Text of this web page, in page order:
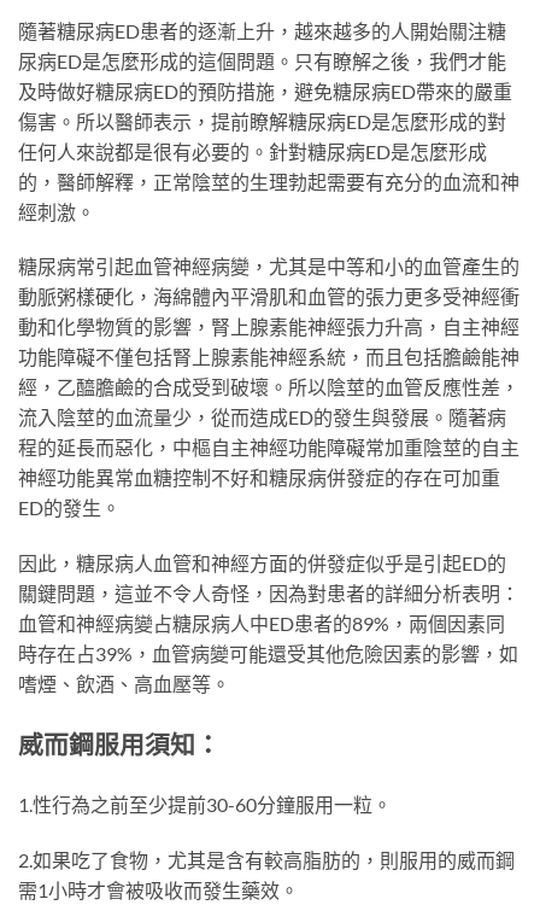
隨著糖尿病ED患者的逐漸上升，越來越多的人開始關注糖
尿病ED是怎麼形成的這個問題。只有瞭解之後，我們才能
及時做好糖尿病ED的預防措施，避免糖尿病ED帶來的嚴重
傷害。所以醫師表示，提前瞭解糖尿病ED是怎麼形成的對
任何人來說都是很有必要的。針對糖尿病ED是怎麼形成
的，醫師解釋，正常陰莖的生理勃起需要有充分的血流和神
經刺激。
糖尿病常引起血管神經病變，尤其是中等和小的血管產生的
動脈粥樣硬化，海綿體內平滑肌和血管的張力更多受神經衝
動和化學物質的影響，腎上腺素能神經張力升高，自主神經
功能障礙不僅包括腎上腺素能神經系統，而且包括膽鹼能神
經，乙醯膽鹼的合成受到破壞。所以陰莖的血管反應性差，
流入陰莖的血流量少，從而造成ED的發生與發展。隨著病
程的延長而惡化，中樞自主神經功能障礙常加重陰莖的自主
神經功能異常血糖控制不好和糖尿病併發症的存在可加重
ED的發生。
因此，糖尿病人血管和神經方面的併發症似乎是引起ED的
關鍵問題，這並不令人奇怪，因為對患者的詳細分析表明：
血管和神經病變占糖尿病人中ED患者的89%，兩個因素同
時存在占39%，血管病變可能還受其他危險因素的影響，如
嗜煙、飲酒、高血壓等。
威而鋼服用須知：
1.性行為之前至少提前30-60分鐘服用一粒。
2.如果吃了食物，尤其是含有較高脂肪的，則服用的威而鋼
需1小時才會被吸收而發生藥效。